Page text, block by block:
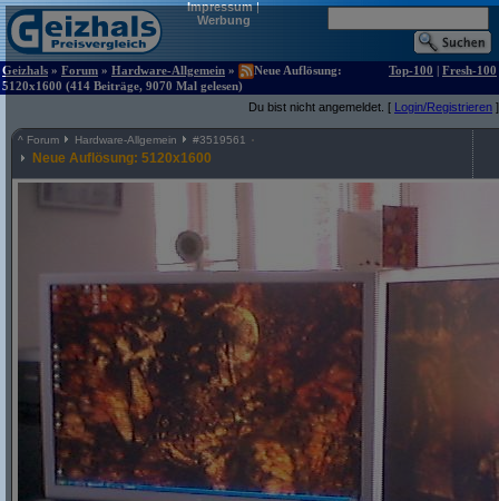
Impressum|
Werbung
Geizhals » Forum » Hardware-Allgemein »
Neue Auflösung:
5120x1600 (414 Beiträge, 9070 Mal gelesen)
Top-100 | Fresh-100
Du bist nicht angemeldet. [ Login/Registrieren ]
^ Forum Hardware-Allgemein #3519561
Neue Auflösung: 5120x1600